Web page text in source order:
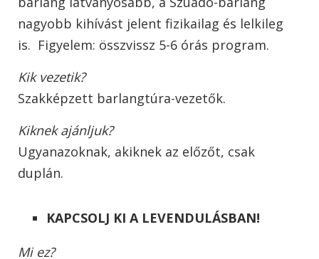
nagyobb kihívást jelent fizikailag és lelkileg
is. Figyelem: összvissz 5-6 órás program.
Kik vezetik?
Szakképzett barlangtúra-vezetők.
Kiknek ajánljuk?
Ugyanazoknak, akiknek az előzőt, csak
duplán.
KAPCSOLJ KI A LEVENDULÁSBAN!
Mi ez?